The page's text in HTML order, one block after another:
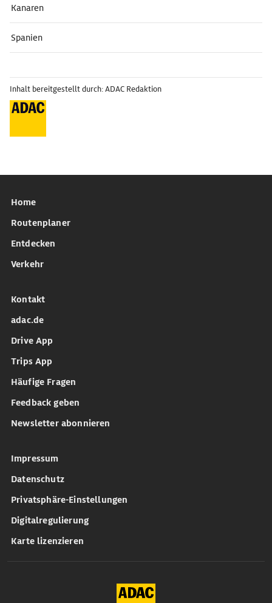
Kanaren
Spanien
Inhalt bereitgestellt durch: ADAC Redaktion
Home
Routenplaner
Entdecken
Verkehr
Kontakt
adac.de
Drive App
Trips App
Häufige Fragen
Feedback geben
Newsletter abonnieren
Impressum
Datenschutz
Privatsphäre-Einstellungen
Digitalregulierung
Karte lizenzieren